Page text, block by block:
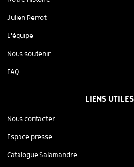
Julien Perrot
L'équipe
Nous soutenir
FAQ
LIENS UTILES
Nous contacter
Espace presse
Catalogue Salamandre